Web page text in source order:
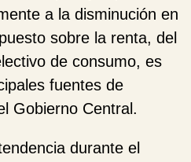
a la disminución en
sobre la renta, del
de consumo, es
fuentes de
Gobierno Central.
durante el